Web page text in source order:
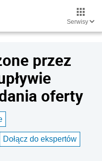
Serwisy
przez
oferty
Dołącz do ekspertów